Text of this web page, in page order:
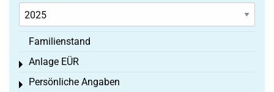
Familienstand
Anlage EÜR
Toggle menu
Persönliche Angaben
Toggle menu